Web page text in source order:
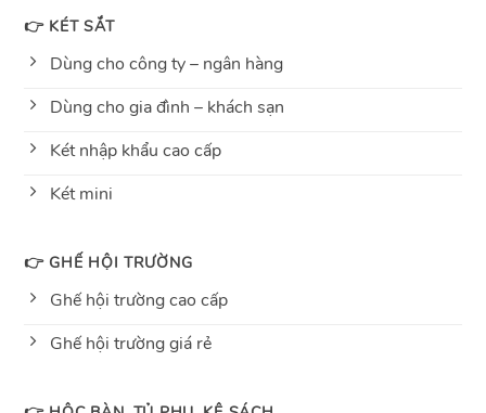
👉 KÉT SẮT
Dùng cho công ty – ngân hàng
Dùng cho gia đình – khách sạn
Két nhập khẩu cao cấp
Két mini
👉 GHẾ HỘI TRƯỜNG
Ghế hội trường cao cấp
Ghế hội trường giá rẻ